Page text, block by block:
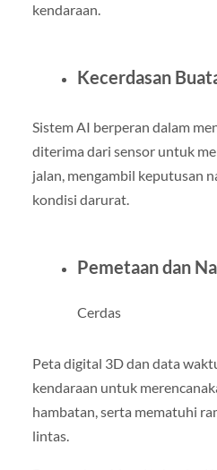
kendaraan.
Kecerdasan
Sistem AI berperan dalam
diterima dari sensor untuk
jalan, mengambil keputusan
kondisi darurat.
Pemetaan dan
Cerdas
Peta digital 3D dan data
kendaraan untuk
hambatan, serta mematuhi
lintas.